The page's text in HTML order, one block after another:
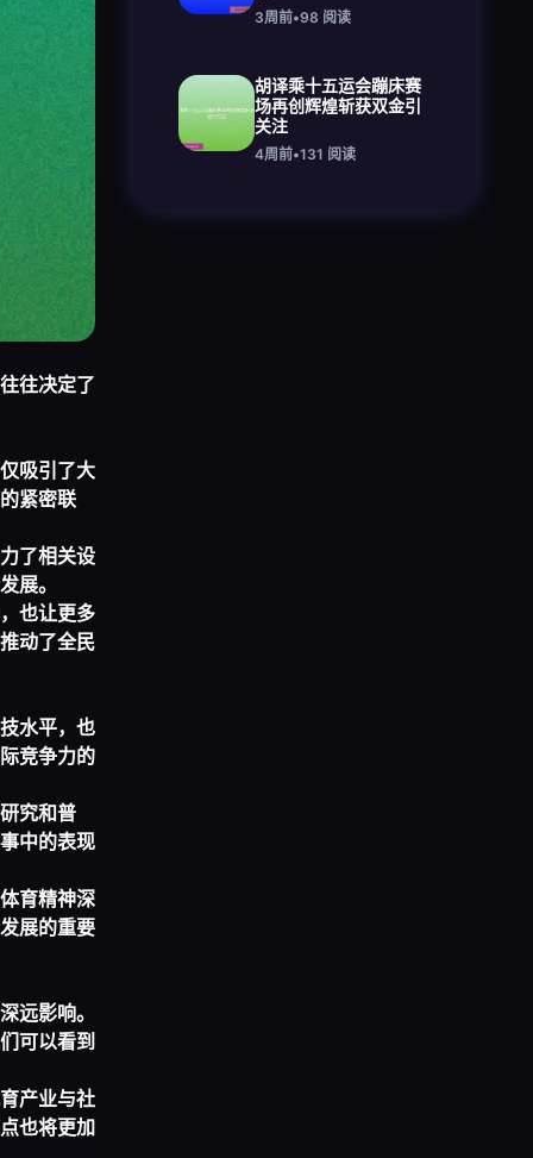
往决定了
吸引了大
紧密联
了相关设
展。
也让更多
动了全民
水平，也
竞争力的
究和普
中的表现
育精神深
展的重要
远影响。
可以看到
产业与社
也将更加
3周前•98 阅读
胡译乘十五运会蹦床赛
场再创辉煌斩获双金引
关注
4周前•131 阅读